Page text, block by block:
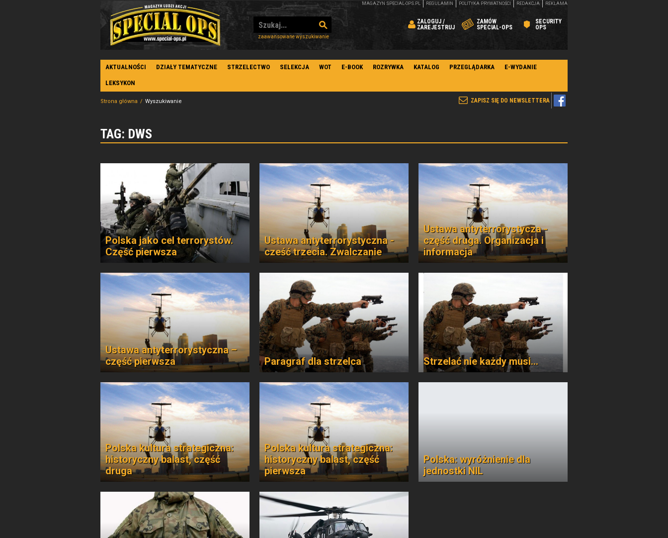
zaawansowane wyszukiwanie
ZALOGUJ /
ZAREJESTRUJ
ZAMÓW
SPECIAL-OPS
SECURITY
OPS
MAGAZYN SPECIAL-OPS.PL REGULAMIN POLITYKA PRYWATNOŚCI REDAKCJA REKLAMA
AKTUALNOŚCI DZIAŁY TEMATYCZNE STRZELECTWO SELEKCJA WOT E-BOOK ROZRYWKA KATALOG PRZEGLĄDARKA E-WYDANIE
LEKSYKON
ZAPISZ SIĘ DO NEWSLETTERA
Strona główna Wyszukiwanie
TAG: DWS
Polska jako cel terrorystów.
Część pierwsza
Ustawa antyterrorystyczna -
cześć trzecia. Zwalczanie
Ustawa antyterrorystycza -
część druga. Organizacja i
informacja
Ustawa antyterrorystyczna –
część pierwsza
Paragraf dla strzelca Strzelać nie każdy musi...
Polska kultura strategiczna:
historyczny balast, część
druga
Polska kultura strategiczna:
historyczny balast, część
pierwsza
Polska: wyróżnienie dla
jednostki NIL